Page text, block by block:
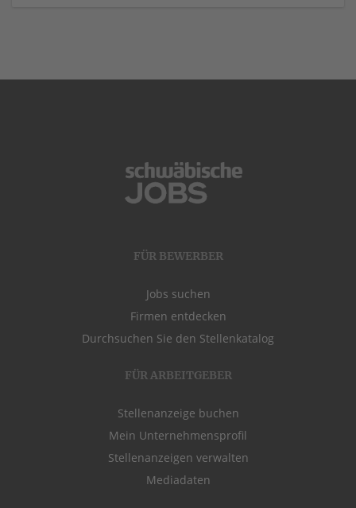
FÜR BEWERBER
Jobs suchen
Firmen entdecken
Durchsuchen Sie den Stellenkatalog
FÜR ARBEITGEBER
Stellenanzeige buchen
Mein Unternehmensprofil
Stellenanzeigen verwalten
Mediadaten